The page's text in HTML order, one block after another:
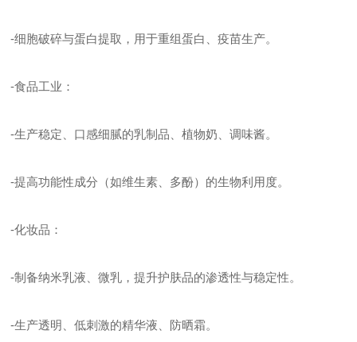
-细胞破碎与蛋白提取，用于重组蛋白、疫苗生产。
-食品工业：
-生产稳定、口感细腻的乳制品、植物奶、调味酱。
-提高功能性成分（如维生素、多酚）的生物利用度。
-化妆品：
-制备纳米乳液、微乳，提升护肤品的渗透性与稳定性。
-生产透明、低刺激的精华液、防晒霜。